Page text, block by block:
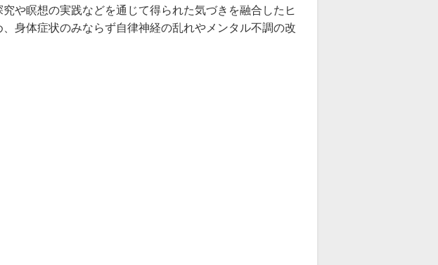
や瞑想の実践などを通じて得られた気づきを融合したヒ
身体症状のみならず自律神経の乱れやメンタル不調の改